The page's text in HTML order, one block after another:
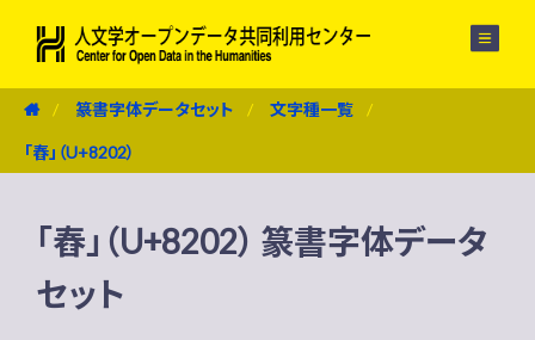
篆書字体データセット 文字種一覧
「舂」（U+8202）
「舂」（U+8202） 篆書字体データ
セット